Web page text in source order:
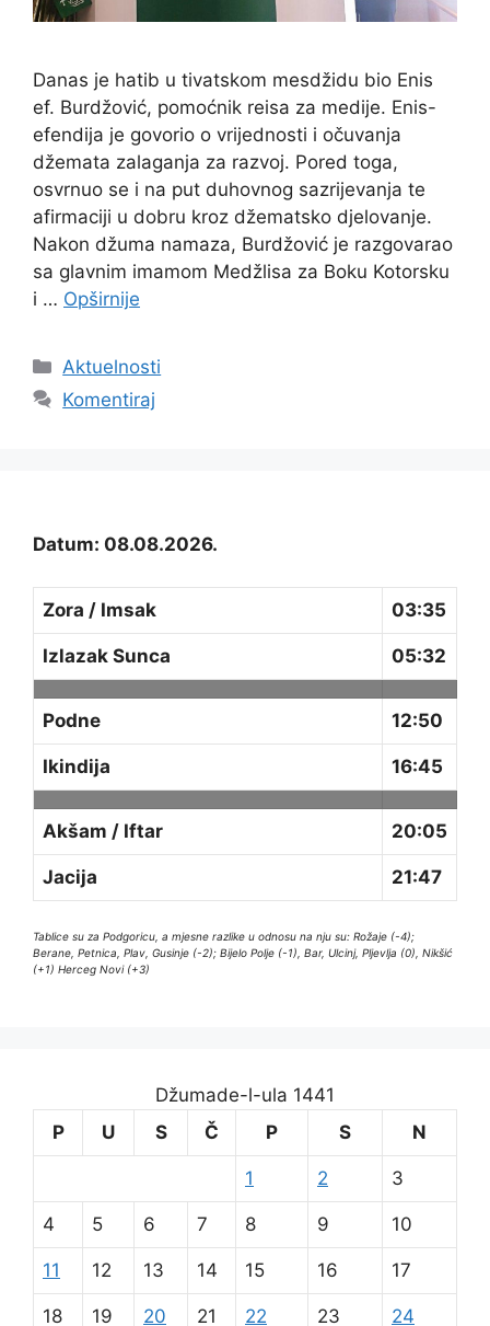
Danas je hatib u tivatskom mesdžidu bio Enis
ef. Burdžović, pomoćnik reisa za medije. Enis-
efendija je govorio o vrijednosti i očuvanja
džemata zalaganja za razvoj. Pored toga,
osvrnuo se i na put duhovnog sazrijevanja te
afirmaciji u dobru kroz džematsko djelovanje.
Nakon džuma namaza, Burdžović je razgovarao
sa glavnim imamom Medžlisa za Boku Kotorsku
i … Opširnije
Kategorije
Aktuelnosti
Komentiraj
Datum: 08.08.2026.
Zora / Imsak 03:35
Izlazak Sunca 05:32
Podne 12:50
Ikindija 16:45
Akšam / Iftar 20:05
Jacija 21:47
Tablice su za Podgoricu, a mjesne razlike u odnosu na nju su: Rožaje (-4);
Berane, Petnica, Plav, Gusinje (-2); Bijelo Polje (-1), Bar, Ulcinj, Pljevlja (0), Nikšić
(+1) Herceg Novi (+3)
Džumade-l-ula 1441
P
U S Č P S N
1 2 3
4 5 6 7 8 9 10
11 12 13 14 15 16 17
18 19 20 21 22 23 24